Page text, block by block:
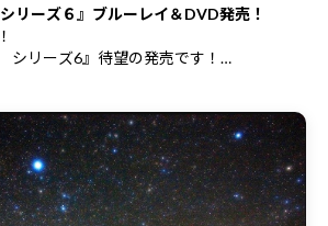
集客促進・魅力発信実行委員会
リーズ６』ブルーレイ＆DVD発売！
シリーズ6』待望の発売です！
開始いたします！
改めて見直してみるのはいかがでしょう
しいキャラクターも登場しますのでお見逃